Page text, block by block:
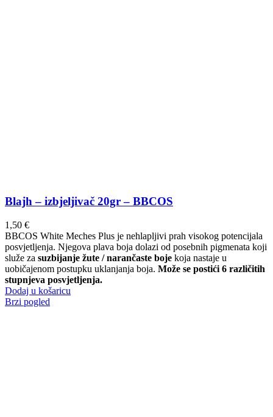
Blajh – izbjeljivač 20gr – BBCOS
1,50 €
BBCOS White Meches Plus je nehlapljivi prah visokog potencijala
posvjetljenja. Njegova plava boja dolazi od posebnih pigmenata koji
služe za suzbijanje žute / narančaste boje koja nastaje u
uobičajenom postupku uklanjanja boja. Može se postići 6 različitih
stupnjeva posvjetljenja.
Dodaj u košaricu
Brzi pogled